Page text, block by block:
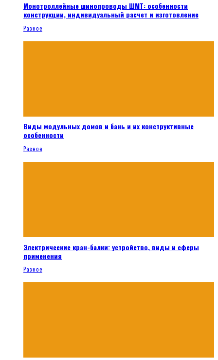
Монотроллейные шинопроводы ШМТ: особенности
конструкции, индивидуальный расчет и изготовление
Разное
Виды модульных домов и бань и их конструктивные
особенности
Разное
Электрические кран-балки: устройство, виды и сферы
применения
Разное